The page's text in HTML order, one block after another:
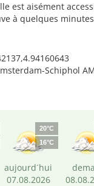
est aisément
à quelques
Schiphol
20°C
16°C
aujourd´hui
07.08.2026